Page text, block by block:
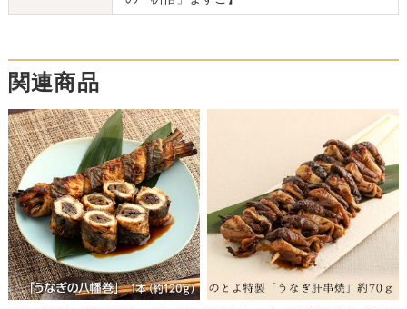
関連商品